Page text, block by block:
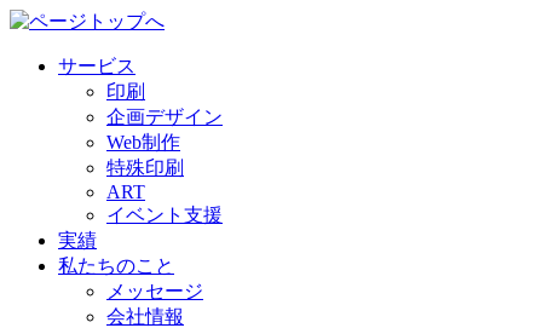
サービス
印刷
企画デザイン
Web制作
特殊印刷
ART
イベント支援
実績
私たちのこと
メッセージ
会社情報